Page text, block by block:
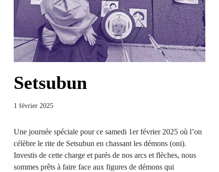
Setsubun
1 février 2025
Une journée spéciale pour ce samedi 1er février 2025 où l’on
célèbre le rite de Setsubun en chassant les démons (oni).
Investis de cette charge et parés de nos arcs et flèches, nous
sommes prêts à faire face aux figures de démons qui